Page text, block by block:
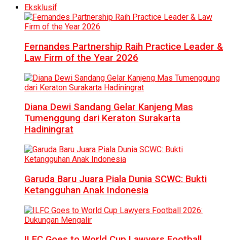
Eksklusif
Fernandes Partnership Raih Practice Leader &
Law Firm of the Year 2026
Diana Dewi Sandang Gelar Kanjeng Mas
Tumenggung dari Keraton Surakarta
Hadiningrat
Garuda Baru Juara Piala Dunia SCWC: Bukti
Ketangguhan Anak Indonesia